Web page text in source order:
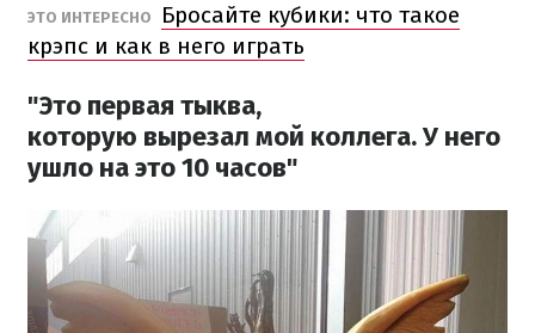
ЭТО ИНТЕРЕСНО
Бросайте кубики: что такое
крэпс и как в него играть
"Это первая тыква,
которую вырезал мой коллега. У него
ушло на это 10 часов"